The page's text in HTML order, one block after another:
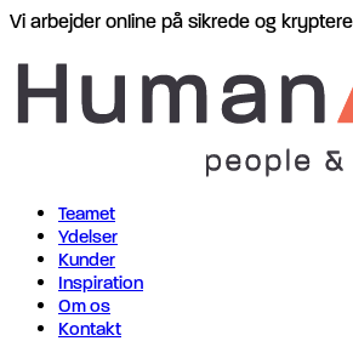
Vi arbejder online på sikrede og
Teamet
Ydelser
Kunder
Inspiration
Om os
Kontakt